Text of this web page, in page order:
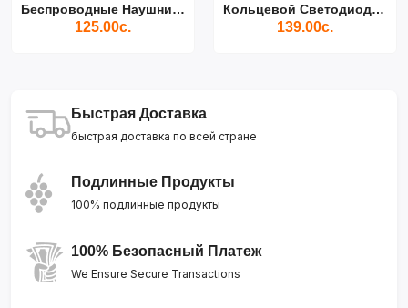
Беспроводные Наушники Air...
125.00с.
Кольцевой Светодиодный Св...
139.00с.
Быстрая Доставка
быстрая доставка по всей стране
Подлинные Продукты
100% подлинные продукты
100% Безопасный Платеж
We Ensure Secure Transactions